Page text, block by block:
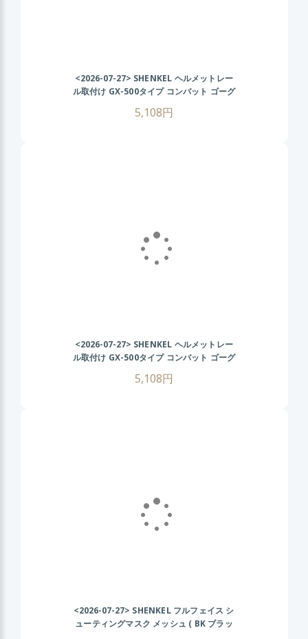
<2026-07-27> SHENKEL ヘルメットレー
ル取付け GX-500タイプ コンバット ゴーグ
バゲー
5,108円
<2026-07-27> SHENKEL ヘルメットレー
ル取付け GX-500タイプ コンバット ゴーグ
バゲー
5,108円
<2026-07-27> SHENKEL フルフェイス シ
ューティングマスク メッシュ ( BK ブラッ